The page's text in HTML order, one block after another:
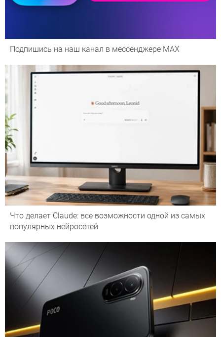
Подпишись на наш канал в мессенджере МАХ
Что делает Сlaude: все возможности одной из самых
популярных нейросетей